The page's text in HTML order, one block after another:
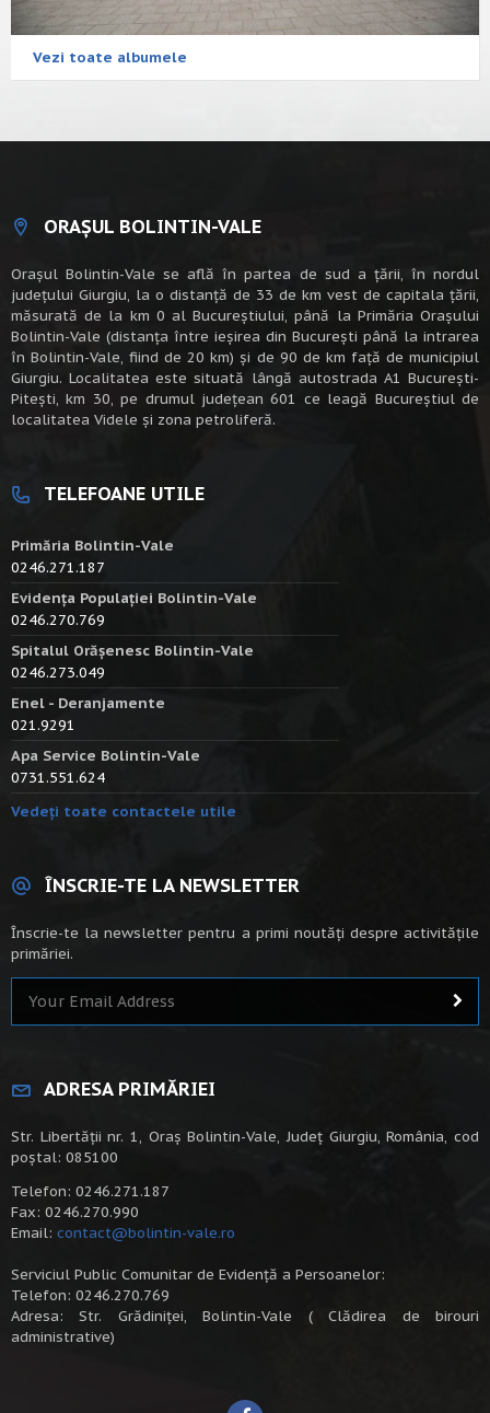
Vezi toate albumele
ORAȘUL BOLINTIN-VALE
Oraşul Bolintin-Vale se află în partea de sud a ţării, în nordul
judeţului Giurgiu, la o distanţă de 33 de km vest de capitala țării,
măsurată de la km 0 al Bucureștiului, până la Primăria Orașului
Bolintin-Vale (distanța între ieșirea din București până la intrarea
în Bolintin-Vale, fiind de 20 km) şi de 90 de km faţă de municipiul
Giurgiu. Localitatea este situată lângă autostrada A1 Bucureşti-
Piteşti, km 30, pe drumul judeţean 601 ce leagă Bucureştiul de
localitatea Videle şi zona petroliferă.
TELEFOANE UTILE
Primăria Bolintin-Vale
0246.271.187
Evidența Populației Bolintin-Vale
0246.270.769
Spitalul Orășenesc Bolintin-Vale
0246.273.049
Enel - Deranjamente
021.9291
Apa Service Bolintin-Vale
0731.551.624
Vedeți toate contactele utile
ÎNSCRIE-TE LA NEWSLETTER
Înscrie-te la newsletter pentru a primi noutăți despre activitățile
primăriei.
ADRESA PRIMĂRIEI
Str. Libertății nr. 1, Oraș Bolintin-Vale, Județ Giurgiu, România, cod
poștal: 085100
Telefon: 0246.271.187
Fax: 0246.270.990
Email: contact@bolintin-vale.ro
Serviciul Public Comunitar de Evidență a Persoanelor:
Telefon: 0246.270.769
Adresa: Str. Grădiniței, Bolintin-Vale ( Clădirea de birouri
administrative)